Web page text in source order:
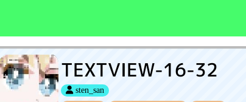
TEXTVIEW-16-32
sten_san